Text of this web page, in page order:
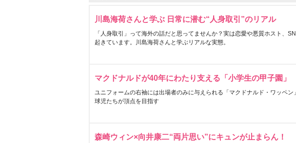
川島海荷さんと学ぶ 日常に潜む“人身取引”のリアル
「人身取引」って海外の話だと思ってませんか？実は恋愛や悪質ホスト、
起きています。川島海荷さんと学ぶリアルな実態。
マクドナルドが40年にわたり支える「小学生の甲子園」
ユニフォームの右袖には出場者のみに与えられる「マクドナルド・ワッペン
球児たちが頂点を目指す
森崎ウィン×向井康二“両片思い”にキュンが止まらん！